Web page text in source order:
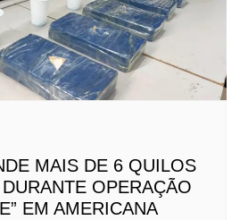
MAIS DE 6 QUILOS
OPERAÇÃO
EM AMERICANA